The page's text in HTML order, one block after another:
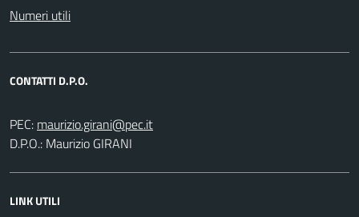
Numeri utili
CONTATTI D.P.O.
PEC:
D.P.O.: Maurizio GIRANI
LINK UTILI